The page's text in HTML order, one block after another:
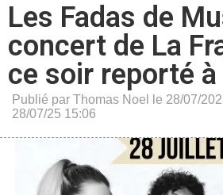
Les Fadas de
concert de La
ce soir reporté
Publié par Thomas Noel le 28/07/
28/07/25 15:06